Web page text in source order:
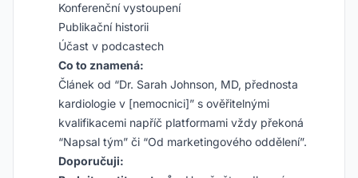
Konferenční vystoupení
Publikační historii
Účast v podcastech
Co to znamená:
Článek od “Dr. Sarah Johnson, MD, přednosta
kardiologie v [nemocnici]” s ověřitelnými
kvalifikacemi napříč platformami vždy překoná
“Napsal tým” či “Od marketingového oddělení”.
Doporučuji: